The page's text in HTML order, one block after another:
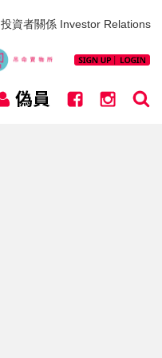
投資者關係 Investor Relations